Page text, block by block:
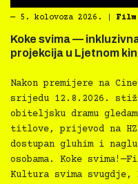
― 5. kolovoza 2026. Film
Koke svima —
projekcija u Ljetnom
Nakon premijere na
srijedu 12.8.2026.
obiteljsku dramu
titlove, prijevod na
dostupan gluhim i
osobama. Koke
Kultura svima